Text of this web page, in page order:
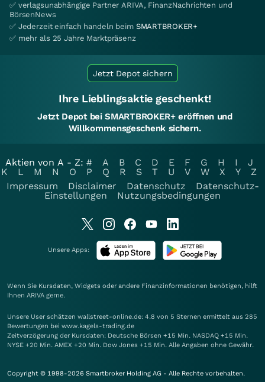
✅ verlagsunabhängige Partner ARIVA, FinanzNachrichten und
BörsenNews
✅ Jederzeit einfach handeln beim SMARTBROKER+
✅ mehr als 25 Jahre Marktpräsenz
Jetzt Depot sichern
Ihre Lieblingsaktie geschenkt!
Jetzt Depot bei SMARTBROKER+ eröffnen und
Willkommensgeschenk sichern.
Aktien von A - Z: # A B C D E F G H I
J
K
L M N O P Q R S T U V W X Y
Z
Impressum
Disclaimer Datenschutz
Datenschutz-
Einstellungen
Nutzungsbedingungen
Unsere Apps:
Wenn Sie Kursdaten, Widgets oder andere Finanzinformationen benötigen, hilft
Ihnen ARIVA gerne.
Unsere User schätzen wallstreet-online.de: 4.8 von 5 Sternen ermittelt aus 285
Bewertungen bei www.kagels-trading.de
Zeitverzögerung der Kursdaten: Deutsche Börsen +15 Min. NASDAQ +15 Min.
NYSE +20 Min. AMEX +20 Min. Dow Jones +15 Min. Alle Angaben ohne Gewähr.
Copyright © 1998-2026 Smartbroker Holding AG - Alle Rechte vorbehalten.